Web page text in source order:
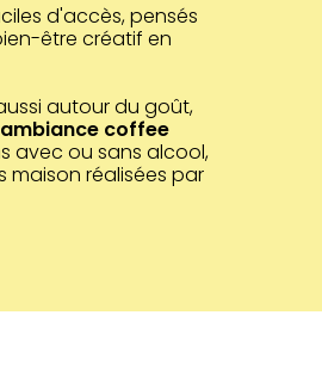
d'accès, pensés
être créatif en
autour du goût,
coffee
avec ou sans alcool,
réalisées par